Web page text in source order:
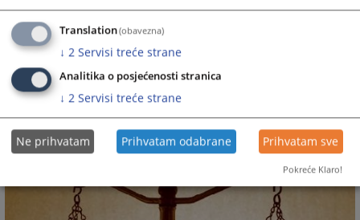
Translation(obavezna)
↓ 2 Servisi treće strane
Analitika o posjećenosti stranica
↓ 2 Servisi treće strane
Ne prihvatam Prihvatam odabrane Prihvatam sve
Pokreće Klaro!